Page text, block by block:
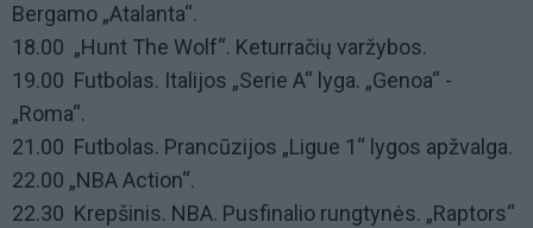
Bergamo „Atalanta“.
18.00 „Hunt The Wolf“. Keturračių varžybos.
19.00 Futbolas. Italijos „Serie A“ lyga. „Genoa“ -
„Roma“.
21.00 Futbolas. Prancūzijos „Ligue 1“ lygos apžvalga.
22.00 „NBA Action“.
22.30 Krepšinis. NBA. Pusfinalio rungtynės. „Raptors“